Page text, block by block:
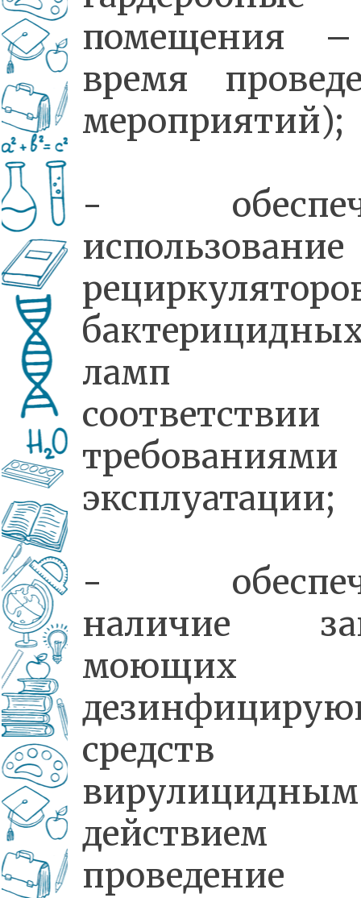
помещения
время
мероприятий);
-
использование
ламп
эксплуатации;
-
наличие
вирулицидным
проведение